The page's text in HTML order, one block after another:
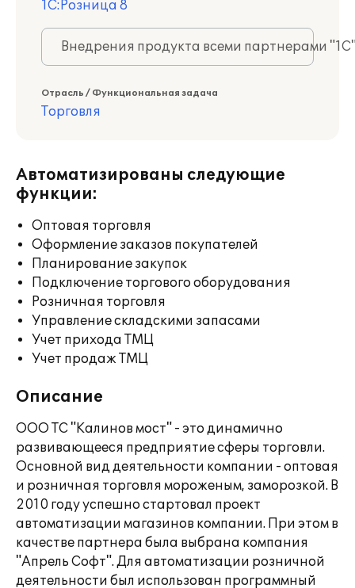
1С:Розница 8
Внедрения продукта всеми партнерами
Отрасль / Функциональная задача
Торговля
Автоматизированы следующие
функции:
Оптовая торговля
Оформление заказов покупателей
Планирование закупок
Подключение торгового оборудования
Розничная торговля
Управление складскими запасами
Учет прихода ТМЦ
Учет продаж ТМЦ
Описание
ООО ТС "Калинов мост" - это динамично
развивающееся предприятие сферы торговли.
Основной вид деятельности компании - оптовая
и розничная торговля мороженым, заморозкой. В
2010 году успешно стартовал проект
автоматизации магазинов компании. При этом в
качестве партнера была выбрана компания
"Апрель Софт". Для автоматизации розничной
деятельности был использован программный